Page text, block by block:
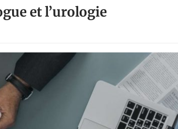
et l’urologie